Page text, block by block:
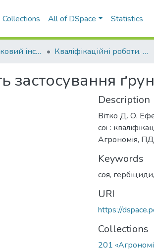
All of DSpace Statistics
Навчально-науковий інститут агротехнологій, селекції та екології Кваліфікаційні роботи. ННІ агротехнологій, селекції та екології
застосування
Description
Вітко Д. О.
сої :
Агрономія,
Keywords
соя, гербіциди,
URI
https://
Collections
201